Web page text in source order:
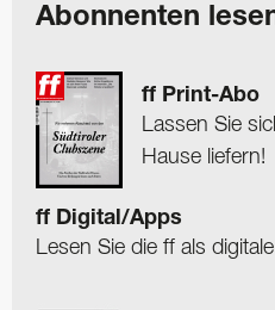
Abonnenten
ff Print-Abo
Lassen Sie
Hause liefern!
ff Digital/Apps
Lesen Sie die ff als